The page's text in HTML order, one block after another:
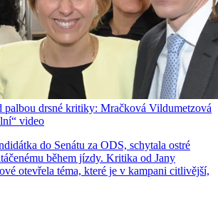
palbou drsné kritiky: Mračková Vildumetzová
video
do Senátu za ODS, schytala ostré
během jízdy. Kritika od Jany
otevřela téma, které je v kampani citlivější,